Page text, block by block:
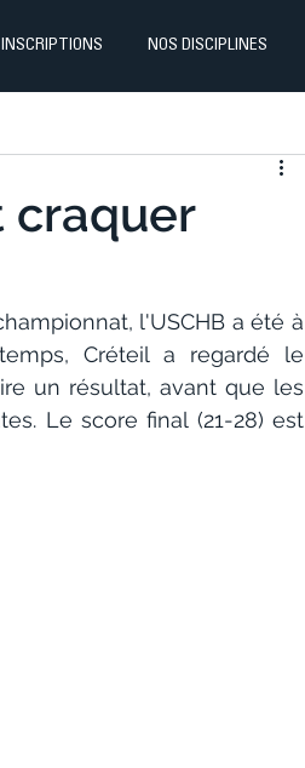
INSCRIPTIONS NOS DISCIPLINES
craquer
l'USCHB a été à
Créteil a regardé le
un résultat, avant que les
Le score final (21-28) est